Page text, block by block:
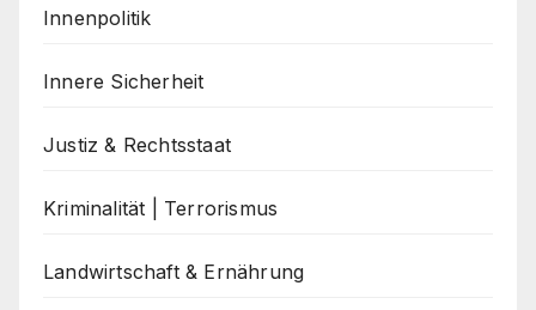
Innenpolitik
Innere Sicherheit
Justiz & Rechtsstaat
Kriminalität | Terrorismus
Landwirtschaft & Ernährung